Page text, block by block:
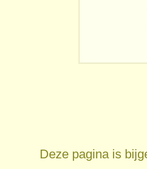
Deze pagina is